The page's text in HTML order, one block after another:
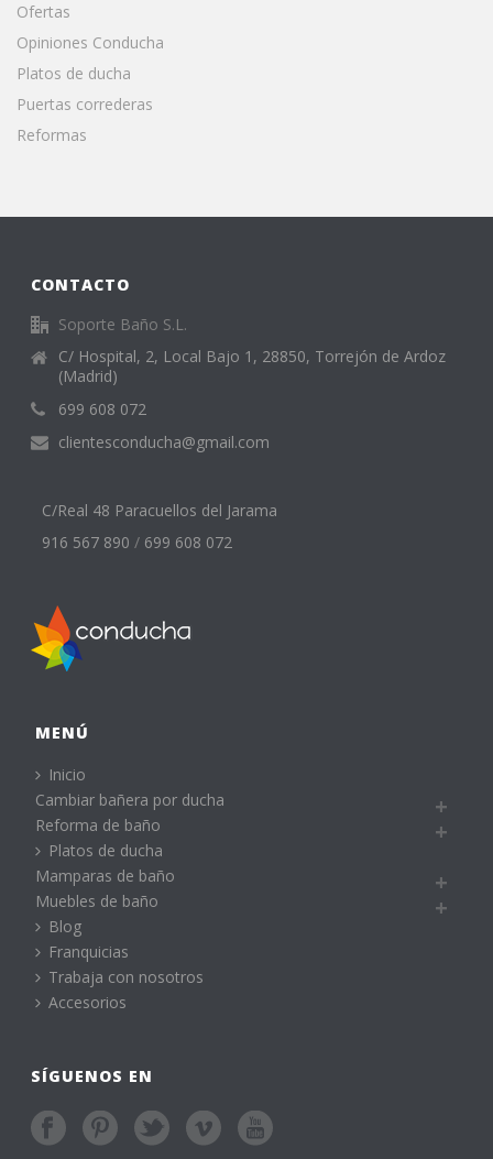
Ofertas
Opiniones Conducha
Platos de ducha
Puertas correderas
Reformas
CONTACTO
Soporte Baño S.L.
C/ Hospital, 2, Local Bajo 1, 28850, Torrejón de Ardoz
(Madrid)
699 608 072
clientesconducha@gmail.com
C/Real 48 Paracuellos del Jarama
916 567 890 / 699 608 072
MENÚ
Inicio
Cambiar bañera por ducha
Reforma de baño
Platos de ducha
Mamparas de baño
Muebles de baño
Blog
Franquicias
Trabaja con nosotros
Accesorios
SÍGUENOS EN